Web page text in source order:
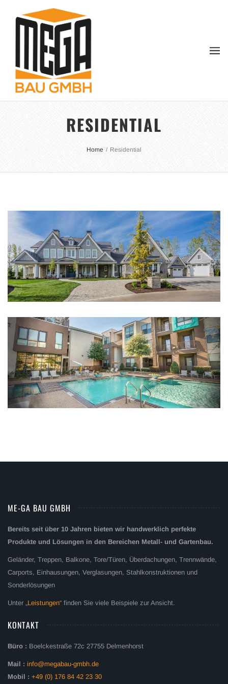
RESIDENTIAL
Home / Residential
HOUSE RENOVATION
Integer tincidunt. Cras dapibus. eleifend ac, enim.
Aliquam...
RESIDENTIAL
Integer tincidunt. Cras dapibus. eleifend ac, enim.
Aliquam...
ME-GA BAU GMBH
Bereits seit über 10 Jahren bieten wir handwerklich perfekte
Produkte und Lösungen in den Bereichen Metall- und Gartenbau.
Geländer, Treppen, Balkone, Tore/Türen, Überdachungen, Trennwände,
Carports, Einhausungen, Verglasungen, Stahlkonstruktionen und
Sonderlösungen
Unter „Leistungen“ finden Sie viele Beispiele zur Ansicht.
KONTAKT
Büro : Boelckestraße 72c 27755 Delmenhorst
Mail : info@megabau-gmbh.de
Mobil : +49 (0) 176 84 42 23 30